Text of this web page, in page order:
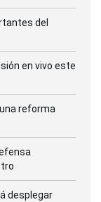
del
en vivo este
reforma
desplegar